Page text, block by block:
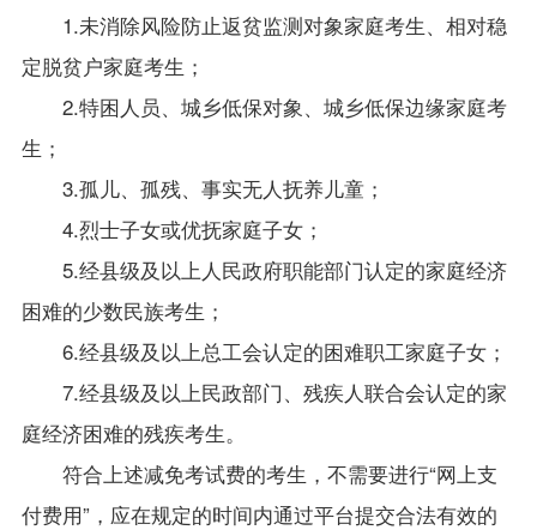
1.未消除风险防止返贫监测对象家庭考生、相对稳
定脱贫户家庭考生；
2.特困人员、城乡低保对象、城乡低保边缘家庭考
生；
3.孤儿、孤残、事实无人抚养儿童；
4.烈士子女或优抚家庭子女；
5.经县级及以上人民政府职能部门认定的家庭经济
困难的少数民族考生；
6.经县级及以上总工会认定的困难职工家庭子女；
7.经县级及以上民政部门、残疾人联合会认定的家
庭经济困难的残疾考生。
符合上述减免考试费的考生，不需要进行“网上支
付费用”，应在规定的时间内通过平台提交合法有效的